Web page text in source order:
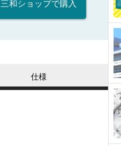
三和ショップで購入
仕様